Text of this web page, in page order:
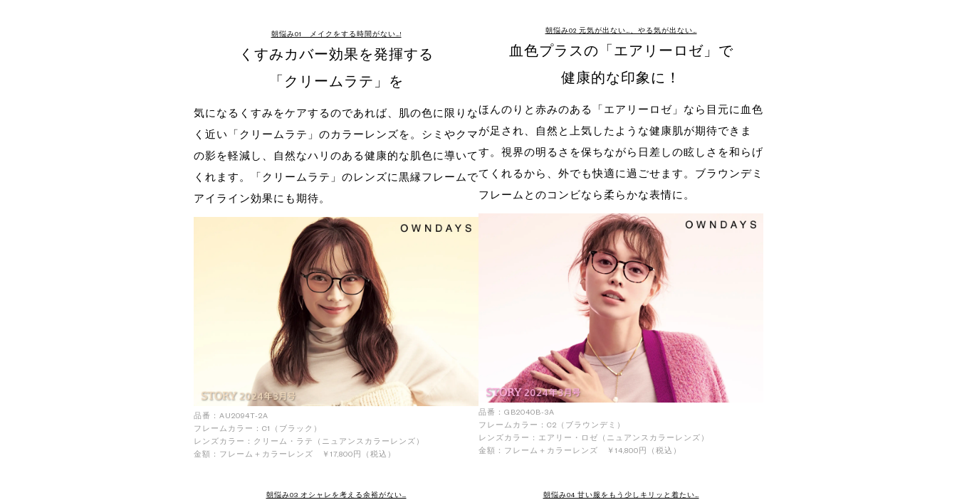
朝悩み01 メイクをする時間がない…!
くすみカバー効果を発揮する
「クリームラテ」を
気になるくすみをケアするのであれば、肌の色に限りな
く近い「クリームラテ」のカラーレンズを。シミやクマ
の影を軽減し、自然なハリのある健康的な肌色に導いて
くれます。「クリームラテ」のレンズに黒縁フレームで
アイライン効果にも期待。
品番：AU2094T-2A
フレームカラー：C1（ブラック）
レンズカラー：クリーム・ラテ（ニュアンスカラーレンズ）
金額：フレーム＋カラーレンズ ￥17,800円（税込）
朝悩み02 元気が出ない…、やる気が出ない…
血色プラスの「エアリーロゼ」で
健康的な印象に！
ほんのりと赤みのある「エアリーロゼ」なら目元に血色
が足され、自然と上気したような健康肌が期待できま
す。視界の明るさを保ちながら日差しの眩しさを和らげ
てくれるから、外でも快適に過ごせます。ブラウンデミ
フレームとのコンビなら柔らかな表情に。
品番：GB2040B-3A
フレームカラー：C2（ブラウンデミ）
レンズカラー：エアリー・ロゼ（ニュアンスカラーレンズ）
金額：フレーム＋カラーレンズ ￥14,800円（税込）
朝悩み03 オシャレを考える余裕がない… 朝悩み04 甘い服をもう少しキリッと着たい…